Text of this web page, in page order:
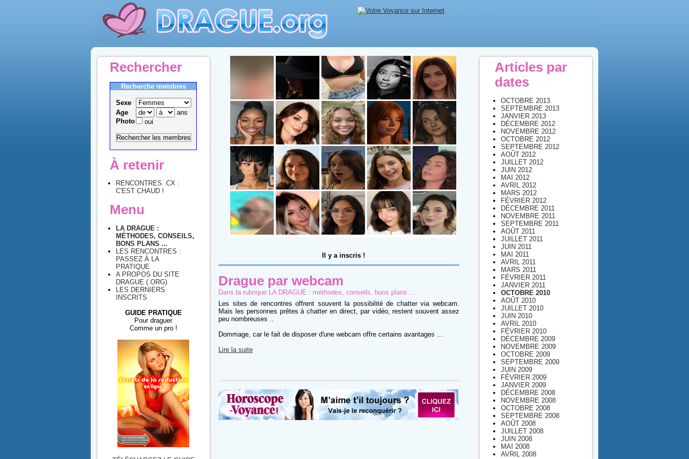
Rechercher
Recherche membres
Sexe
Age
ans
Photo
oui
À retenir
RENCONTRES .CX :
C'EST CHAUD !
Menu
LA DRAGUE :
MÉTHODES, CONSEILS,
BONS PLANS ...
LES RENCONTRES :
PASSEZ À LA
PRATIQUE
A PROPOS DU SITE
DRAGUE (.ORG)
LES DERNIERS
INSCRITS
GUIDE PRATIQUE
Pour draguer
Comme un pro !
Il y a inscris !
Drague par webcam
Dans la rubrique LA DRAGUE : méthodes, conseils, bons plans ...
Les sites de rencontres offrent souvent la possibilité de chatter via webcam.
Mais les personnes prêtes à chatter en direct, par vidéo, restent souvent assez
peu nombreuses ..
Dommage, car le fait de disposer d'une webcam offre certains avantages ...
Lire la suite
Articles par
dates
OCTOBRE 2013
SEPTEMBRE 2013
JANVIER 2013
DÉCEMBRE 2012
NOVEMBRE 2012
OCTOBRE 2012
SEPTEMBRE 2012
AOÛT 2012
JUILLET 2012
JUIN 2012
MAI 2012
AVRIL 2012
MARS 2012
FÉVRIER 2012
DÉCEMBRE 2011
NOVEMBRE 2011
SEPTEMBRE 2011
AOÛT 2011
JUILLET 2011
JUIN 2011
MAI 2011
AVRIL 2011
MARS 2011
FÉVRIER 2011
JANVIER 2011
OCTOBRE 2010
AOÛT 2010
JUILLET 2010
JUIN 2010
AVRIL 2010
FÉVRIER 2010
DÉCEMBRE 2009
NOVEMBRE 2009
OCTOBRE 2009
SEPTEMBRE 2009
JUIN 2009
FÉVRIER 2009
JANVIER 2009
DÉCEMBRE 2008
NOVEMBRE 2008
OCTOBRE 2008
SEPTEMBRE 2008
AOÛT 2008
JUILLET 2008
JUIN 2008
MAI 2008
AVRIL 2008